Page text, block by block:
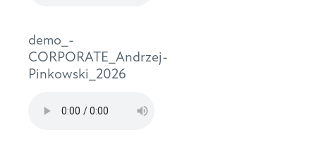
demo_-
CORPORATE_Andrzej-
Pinkowski_2026